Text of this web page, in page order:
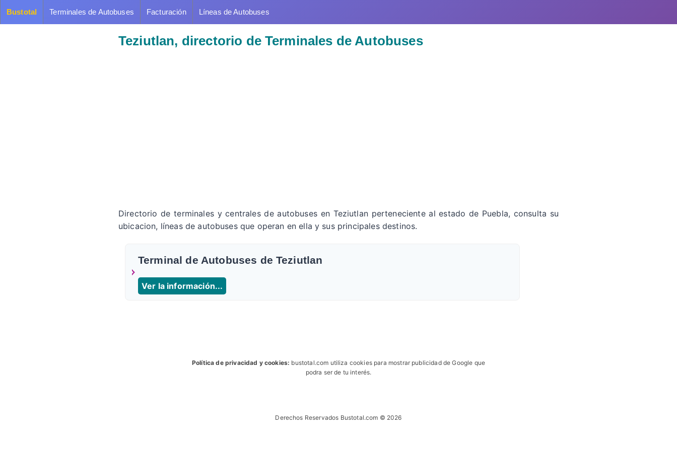
Bustotal Terminales de Autobuses Facturación Líneas de Autobuses
Teziutlan, directorio de Terminales de Autobuses
Directorio de terminales y centrales de autobuses en Teziutlan perteneciente al estado de Puebla, consulta su
ubicacion, líneas de autobuses que operan en ella y sus principales destinos.
Terminal de Autobuses de Teziutlan
Ver la información...
Política de privacidad y cookies: bustotal.com utiliza cookies para mostrar publicidad de Google que
podra ser de tu interés.
Derechos Reservados Bustotal.com © 2026